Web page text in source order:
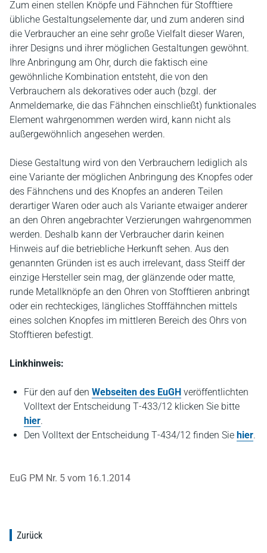
Zum einen stellen Knöpfe und Fähnchen für Stofftiere
übliche Gestaltungselemente dar, und zum anderen sind
die Verbraucher an eine sehr große Vielfalt dieser Waren,
ihrer Designs und ihrer möglichen Gestaltungen gewöhnt.
Ihre Anbringung am Ohr, durch die faktisch eine
gewöhnliche Kombination entsteht, die von den
Verbrauchern als dekoratives oder auch (bzgl. der
Anmeldemarke, die das Fähnchen einschließt) funktionales
Element wahrgenommen werden wird, kann nicht als
außergewöhnlich angesehen werden.
Diese Gestaltung wird von den Verbrauchern lediglich als
eine Variante der möglichen Anbringung des Knopfes oder
des Fähnchens und des Knopfes an anderen Teilen
derartiger Waren oder auch als Variante etwaiger anderer
an den Ohren angebrachter Verzierungen wahrgenommen
werden. Deshalb kann der Verbraucher darin keinen
Hinweis auf die betriebliche Herkunft sehen. Aus den
genannten Gründen ist es auch irrelevant, dass Steiff der
einzige Hersteller sein mag, der glänzende oder matte,
runde Metallknöpfe an den Ohren von Stofftieren anbringt
oder ein rechteckiges, längliches Stofffähnchen mittels
eines solchen Knopfes im mittleren Bereich des Ohrs von
Stofftieren befestigt.
Linkhinweis:
Für den auf den Webseiten des EuGH veröffentlichten
Volltext der Entscheidung T‑433/12 klicken Sie bitte
hier.
Den Volltext der Entscheidung T‑434/12 finden Sie hier.
EuG PM Nr. 5 vom 16.1.2014
Zurück